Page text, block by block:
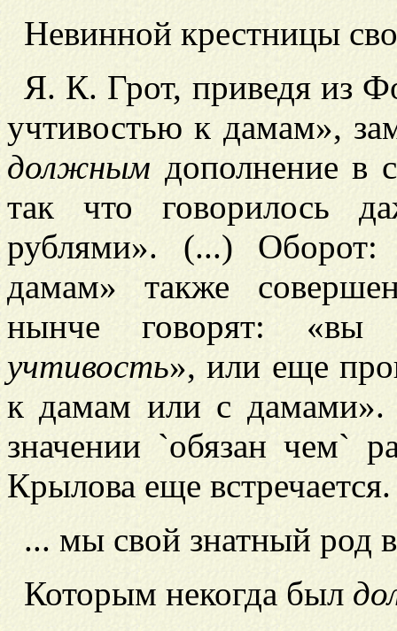
Невинной крестницы
Я. К. Грот, приведя из
учтивостью к дамам»,
должным дополнение в
так что говорилось
рублями». (...)
дамам» также
нынче говорят:
учтивость», или еще
к дамам или с дамами».
значении `обязан чем`
Крылова еще встречается.
... мы свой знатный род
Которым некогда был